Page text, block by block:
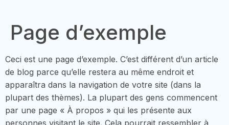
Page d’exemple
Ceci est une page d’exemple. C’est différent d’un article
de blog parce qu’elle restera au même endroit et
apparaîtra dans la navigation de votre site (dans la
plupart des thèmes). La plupart des gens commencent
par une page « À propos » qui les présente aux
personnes visitant le site. Cela pourrait ressembler à